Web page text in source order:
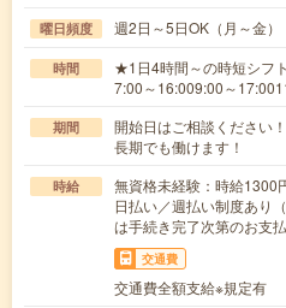
曜日頻度 週2日～5日OK（月～金
時間
★1日4時間～の時短シフ
7:00～16:009:00～
期間
開始日はご相談くださ
長期でも働けます！
時給
無資格未経験：時給
日払い／週払い制度あり
は手続き完了次第のお支
交通費
交通費全額支給※規定有